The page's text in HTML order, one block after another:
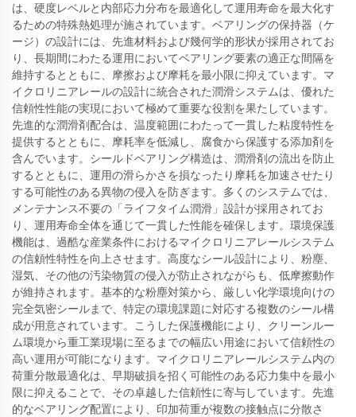
は、硬度レベルと内部応力分布を最適化して運用寿命を最大化す
るための特殊熱処理が施されています。ベアリングの保持器（ケ
ージ）の設計には、先進材料および幾何学的形状が採用されてお
り、長期間にわたる運用においてベアリング要素の適正な間隔を
維持するとともに、摩擦および摩耗を最小限に抑えています。マ
イクロリニアレールの設計に統合された潤滑システムは、優れた
信頼性性能の実現において極めて重要な役割を果たしています。
先進的な潤滑剤配合は、温度範囲にわたって一貫した粘度特性を
提供するとともに、摩耗率を低減し、腐食から保護する添加剤を
含んでいます。シールドベアリング構造は、潤滑剤の流出を防止
するとともに、運用の滑らかさを損なったり摩耗を加速させたり
する可能性のある異物の侵入を防ぎます。多くのシステムでは、
メンテナンス不要の「ライフタイム潤滑」設計が採用されてお
り、運用寿命全体を通じて一貫した性能を確保します。環境保護
機能は、過酷な産業条件におけるマイクロリニアレールシステム
の信頼性特性を向上させます。高度なシール設計により、粉塵、
湿気、その他の汚染物質の侵入が防止されながらも、低摩擦動作
が維持されます。基本的な粉塵対策から、厳しい化学環境向けの
完全気密シールまで、特定の環境課題に対応する複数のシール構
成が用意されています。こうした保護機能により、クリーンルー
ム環境から重工業現場に至るまでの幅広い用途において信頼性の
高い運用が可能になります。マイクロリニアレールシステム内の
荷重分散最適化は、早期破損を招く可能性のある応力集中を最小
限に抑えることで、その卓越した信頼性に寄与しています。先進
的なベアリング配置により、印加荷重が複数の接触点に分散さ